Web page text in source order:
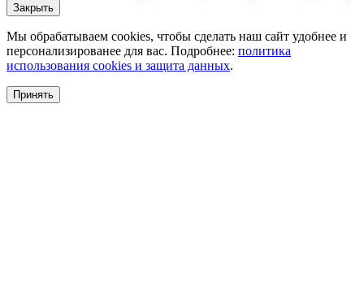
Закрыть
Мы обрабатываем cookies, чтобы сделать наш сайт удобнее и
персонализированее для вас. Подробнее: политика
использования cookies и защита данных.
Принять